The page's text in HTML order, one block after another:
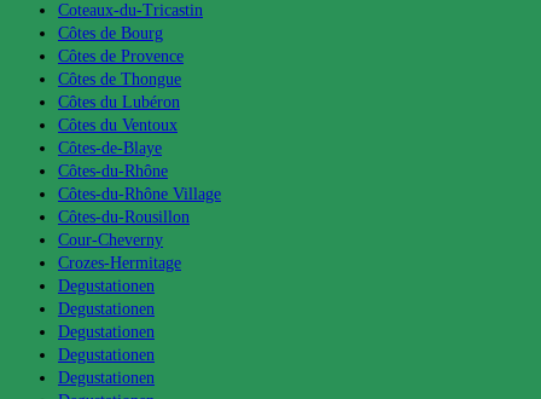
Coteaux-du-Tricastin
Côtes de Bourg
Côtes de Provence
Côtes de Thongue
Côtes du Lubéron
Côtes du Ventoux
Côtes-de-Blaye
Côtes-du-Rhône
Côtes-du-Rhône Village
Côtes-du-Rousillon
Cour-Cheverny
Crozes-Hermitage
Degustationen
Degustationen
Degustationen
Degustationen
Degustationen